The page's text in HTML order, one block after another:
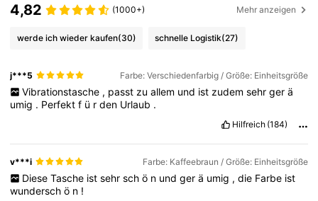
112K Follower
4,82 112K Follower
4,82
4,82 (1000+) Mehr anzeigen
werde ich wieder kaufen(30) schnelle Logistik(27)
j***5 Farbe: Verschiedenfarbig / Größe: Einheitsgröße
Vibrationstasche , passt zu allem und ist zudem sehr ger ä
umig . Perfektf ü rden Urlaub .
Hilfreich (184)
v***i Farbe: Kaffeebraun / Größe: Einheitsgröße
Diese Tasche ist sehr sch ö n und ger ä umig , die Farbe ist
wunderschö n !